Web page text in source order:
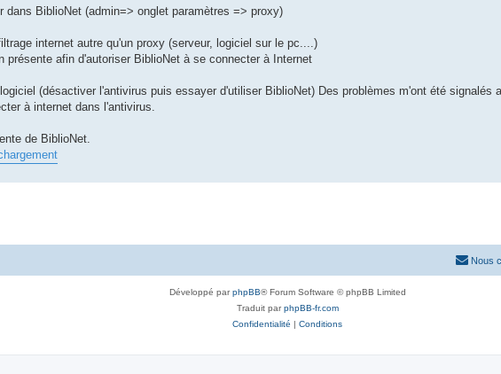
BiblioNet (admin=> onglet paramètres => proxy)
internet autre qu'un proxy (serveur, logiciel sur le pc....)
présente afin d'autoriser BiblioNet à se connecter à Internet
(désactiver l'antivirus puis essayer d'utiliser BiblioNet) Des problèmes m'ont été signalés
à internet dans l'antivirus.
de BiblioNet.
Nous
Développé parphpBB® Forum Software © phpBB Limited
Traduit parphpBB-fr.com
Confidentialité | Conditions